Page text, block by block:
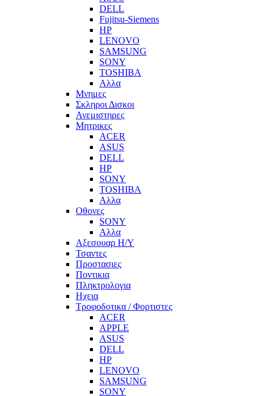
DELL
Fujitsu-Siemens
HP
LENOVO
SAMSUNG
SONY
TOSHIBA
Αλλα
Μνημες
Σκληροι Δισκοι
Ανεμιστηρες
Μητρικες
ACER
ASUS
DELL
HP
SONY
TOSHIBA
Αλλα
Οθονες
SONY
Αλλα
Αξεσουαρ Η/Υ
Τσαντες
Προστασιες
Ποντικια
Πληκτρολογια
Ηχεια
Τροφοδοτικα / Φορτιστες
ACER
APPLE
ASUS
DELL
HP
LENOVO
SAMSUNG
SONY